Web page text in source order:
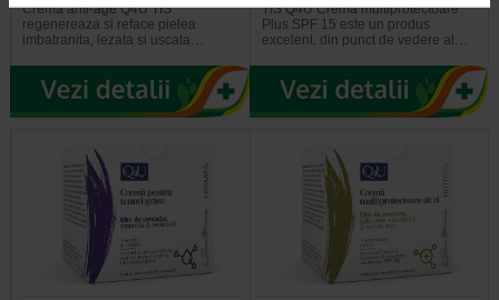
Crema anti-age Q4U TIS
regenereaza si reface pielea
imbatranita, lezata si uscata…
TIS Q4U Crema multiprotectoare
Plus SPF 15 este un produs
excelent, din punct de vedere al…